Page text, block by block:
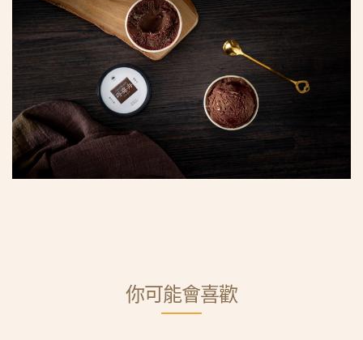
你可能會喜歡